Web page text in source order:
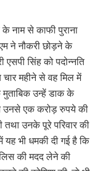
नाम से काफी पुराना
ने नौकरी छोड़ने के
सिंह को पदोन्नति
चार महीने से वह मिल में
मुताबिक उन्हें डाक के
उनसे एक करोड़ रुपये की
तथा उनके पूरे परिवार की
यह भी धमकी दी गई है कि
की मदद लेने की